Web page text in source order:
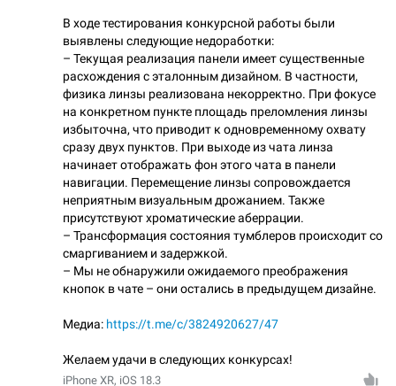
В ходе тестирования конкурсной работы были
выявлены следующие недоработки:
– Текущая реализация панели имеет существенные
расхождения с эталонным дизайном. В частности,
физика линзы реализована некорректно. При фокусе
на конкретном пункте площадь преломления линзы
избыточна, что приводит к одновременному охвату
сразу двух пунктов. При выходе из чата линза
начинает отображать фон этого чата в панели
навигации. Перемещение линзы сопровождается
неприятным визуальным дрожанием. Также
присутствуют хроматические аберрации.
– Трансформация состояния тумблеров происходит со
смаргиванием и задержкой.
– Мы не обнаружили ожидаемого преображения
кнопок в чате – они остались в предыдущем дизайне.
Медиа: https://t.me/c/3824920627/47
Желаем удачи в следующих конкурсах!
iPhone XR, iOS 18.3